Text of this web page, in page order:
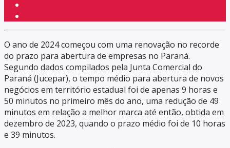
O ano de 2024 começou com uma renovação no recorde
do prazo para abertura de empresas no Paraná.
Segundo dados compilados pela Junta Comercial do
Paraná (Jucepar), o tempo médio para abertura de novos
negócios em território estadual foi de apenas 9 horas e
50 minutos no primeiro mês do ano, uma redução de 49
minutos em relação a melhor marca até então, obtida em
dezembro de 2023, quando o prazo médio foi de 10 horas
e 39 minutos.